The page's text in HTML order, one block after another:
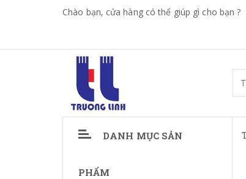
Chào bạn, cửa hàng có thể giúp gì cho bạn ?
DANH MỤC SẢN
PHẨM